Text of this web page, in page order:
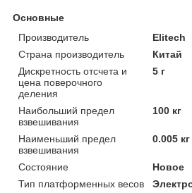
Основные
Производитель
Elitech
Страна производитель
Китай
Дискретность отсчета и
цена поверочного
деления
5 г
Наибольший предел
взвешивания
100 кг
Наименьший предел
взвешивания
0.005 кг
Состояние
Новое
Тип платформенных весов